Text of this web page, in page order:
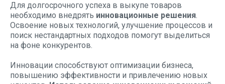
Для долгосрочного успеха в выкупе товаров
необходимо внедрять инновационные решения.
Освоение новых технологий, улучшение процессов и
поиск нестандартных подходов помогут выделиться
на фоне конкурентов.
Инновации способствуют оптимизации бизнеса,
повышению эффективности и привлечению новых